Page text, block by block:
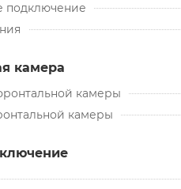
подключение
камера
камеры
камеры